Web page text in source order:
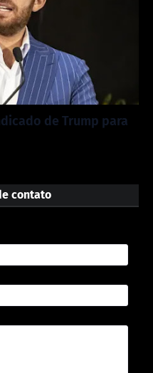
de Trump para
contato